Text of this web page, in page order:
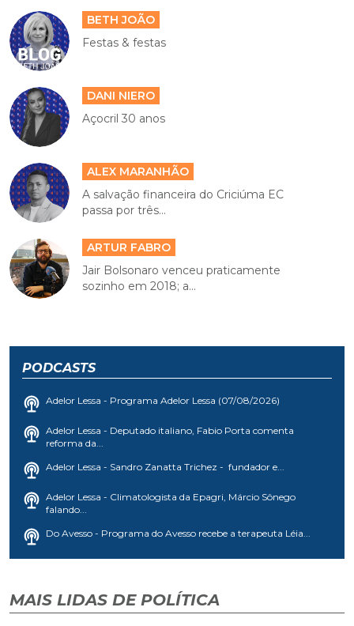
BETH JOÃO
Festas & festas
DANI NIERO
Açocril 30 anos
ALEX MARANHÃO
A salvação financeira do Criciúma EC
passa por três...
ARTUR FABRO
Jair Bolsonaro venceu praticamente
sozinho em 2018; a...
PODCASTS
Adelor Lessa - Programa Adelor Lessa (07/08/2026)
Adelor Lessa - Deputado italiano, Fabio Porta comenta
reforma da...
Adelor Lessa - Sandro Zanatta Trichez - fundador e...
Adelor Lessa - Climatologista da Epagri, Márcio Sônego
falando...
Do Avesso - Programa do Avesso recebe a terapeuta Léia...
MAIS LIDAS DE POLÍTICA